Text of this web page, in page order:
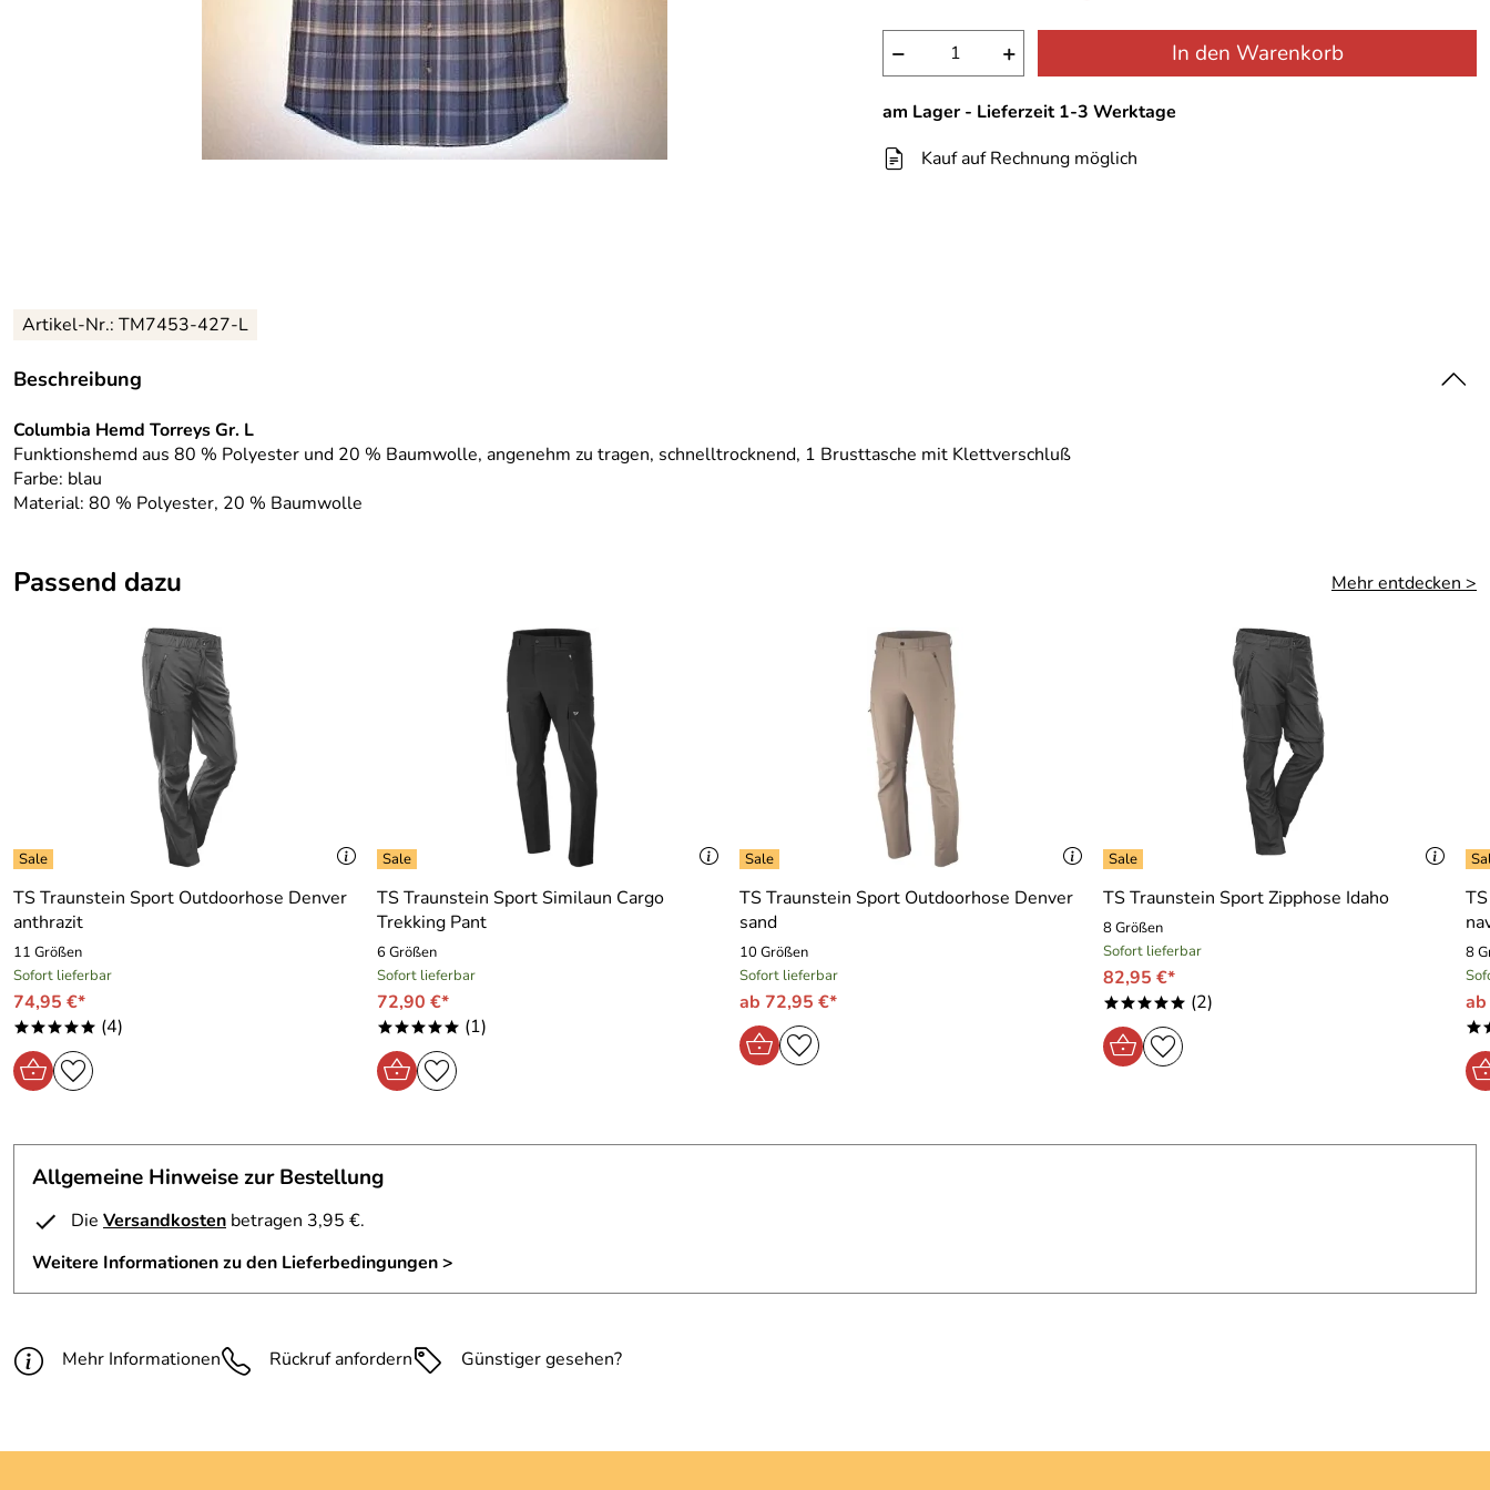
− + In den Warenkorb
am Lager - Lieferzeit 1-3 Werktage
Kauf auf Rechnung möglich
Artikel-Nr.: TM7453-427-L
Beschreibung
Columbia Hemd Torreys Gr. L
Funktionshemd aus 80 % Polyester und 20 % Baumwolle, angenehm zu tragen, schnelltrocknend, 1 Brusttasche mit Klettverschluß
Farbe: blau
Material: 80 % Polyester, 20 % Baumwolle
Passend dazu Mehr entdecken >
TS Traunstein Sport Outdoorhose Denver
anthrazit
11 Größen
Sofort lieferbar
74,95 €*
***** (4)
TS Traunstein Sport Similaun Cargo
Trekking Pant
6 Größen
Sofort lieferbar
72,90 €*
***** (1)
TS Traunstein Sport Outdoorhose Denver
sand
10 Größen
Sofort lieferbar
ab 72,95 €*
TS Traunstein Sport Zipphose Idaho
8 Größen
Sofort lieferbar
82,95 €*
***** (2)
8
Allgemeine Hinweise zur Bestellung
Die Versandkosten betragen 3,95 €.
Weitere Informationen zu den Lieferbedingungen >
Mehr Informationen Rückruf anfordern Günstiger gesehen?